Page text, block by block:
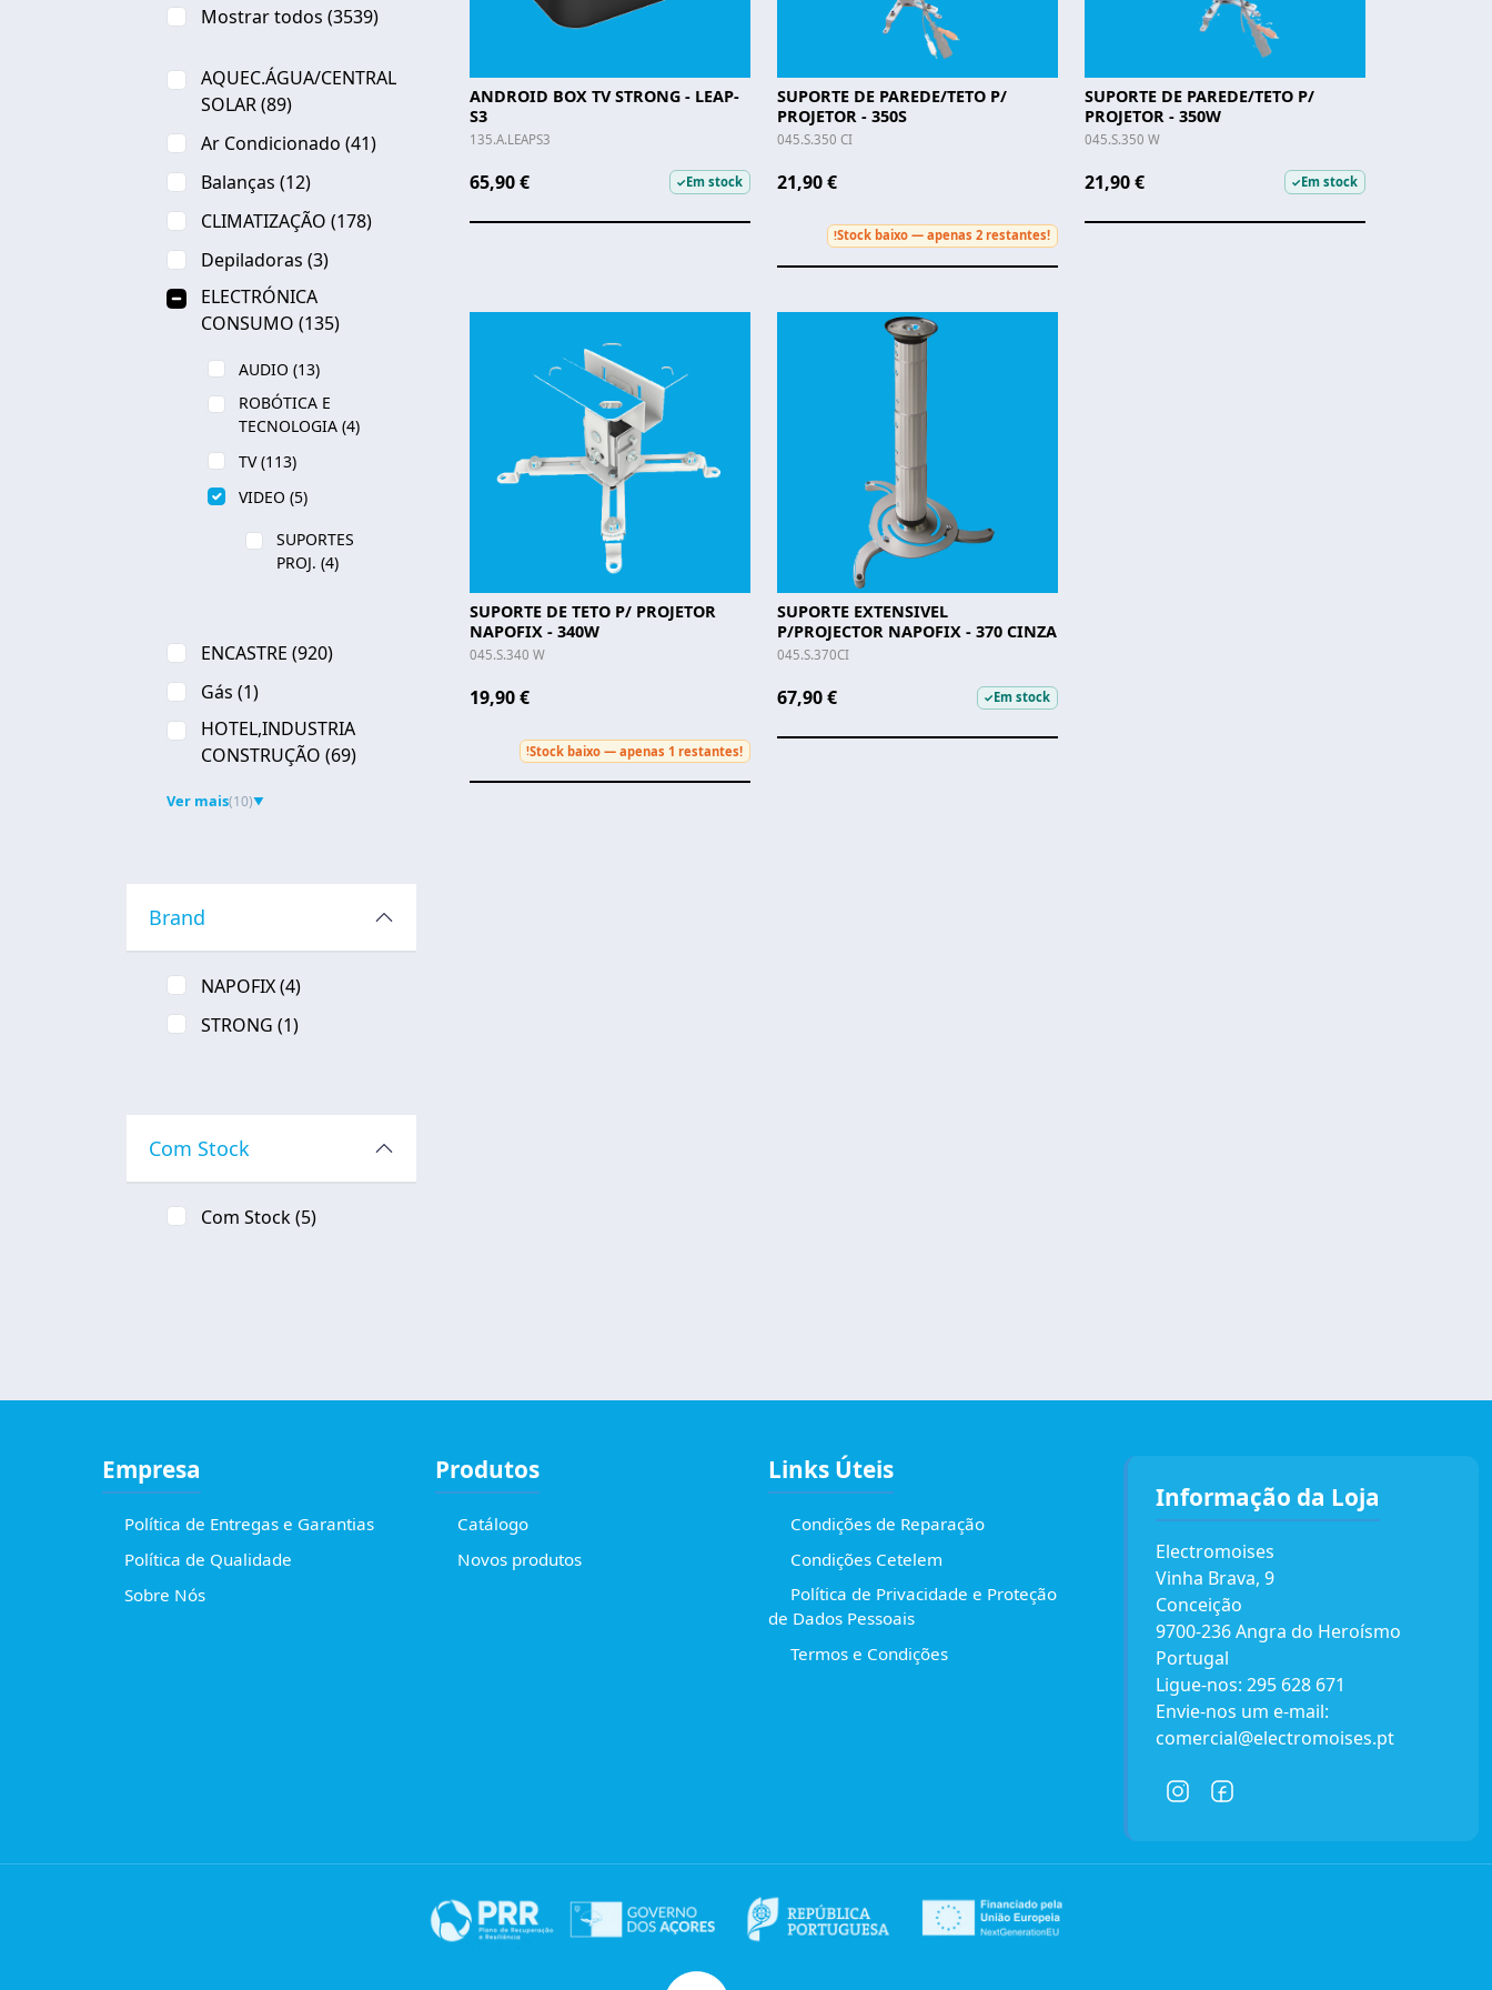
ANDROID BOX TV STRONG - LEAP-
S3
135.A.LEAPS3
65,90 € ✓Em stock
SUPORTE DE PAREDE/TETO P/
PROJETOR - 350S
045.S.350 CI
21,90 €
!Stock baixo — apenas 2 restantes!
SUPORTE DE PAREDE/TETO P/
PROJETOR - 350W
045.S.350 W
21,90 € ✓Em stock
SUPORTE DE TETO P/ PROJETOR
NAPOFIX - 340W
045.S.340 W
19,90 €
!Stock baixo — apenas 1 restantes!
SUPORTE EXTENSIVEL
P/PROJECTOR NAPOFIX - 370 CINZA
045.S.370CI
67,90 € ✓Em stock
Mostrar todos (3539)
AQUEC.ÁGUA/CENTRAL
SOLAR(89)
Ar Condicionado (41)
Balanças (12)
CLIMATIZAÇÃO (178)
Depiladoras (3)
ELECTRÓNICA
CONSUMO (135)
AUDIO (13)
ROBÓTICA E
TECNOLOGIA (4)
TV (113)
VIDEO (5)
SUPORTES
PROJ. (4)
ENCASTRE (920)
Gás (1)
HOTEL,INDUSTRIA
CONSTRUÇÃO (69)
Ver mais(10)▼
Brand
NAPOFIX(4)
STRONG (1)
Com Stock
Com Stock(5)
Empresa
Política de Entregas e Garantias
Política de Qualidade
Sobre Nós
Produtos
Catálogo
Novos produtos
Links Úteis
Condições de Reparação
Condições Cetelem
Política de Privacidade e Proteção
de Dados Pessoais
Termos e Condições
Informação da Loja
Electromoises
Vinha Brava, 9
Conceição
9700-236 Angra do Heroísmo
Portugal
Ligue-nos: 295 628 671
Envie-nos um e-mail:
comercial@electromoises.pt